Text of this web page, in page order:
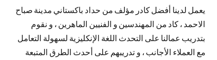
يعمل لدينا أفضل كادر مؤلف من حداد باكستاني مدينة صباح
الاحمد ، كاد من المهندسين و الفنيين الماهرين ، و نقوم
بتدريب عمالنا على التحدث اللغة الإنكليزية لسهولة التعامل
مع العملاء الأجانب ، و تدريبهم على أحدث الطرق المتبعة